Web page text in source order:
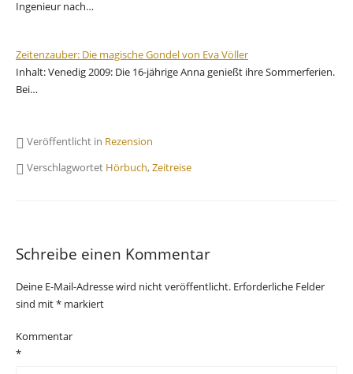
Ingenieur nach…
Zeitenzauber: Die magische Gondel von Eva Völler
Inhalt: Venedig 2009: Die 16-jährige Anna genießt ihre Sommerferien.
Bei…
Veröffentlicht in Rezension
Verschlagwortet Hörbuch,Zeitreise
Schreibe einen Kommentar
Deine E-Mail-Adresse wird nicht veröffentlicht. Erforderliche Felder
sind mit* markiert
Kommentar
*